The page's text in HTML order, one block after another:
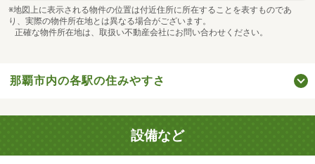
※地図上に表示される物件の位置は付近住所に所在することを表すものであ
り、実際の物件所在地とは異なる場合がございます。
正確な物件所在地は、取扱い不動産会社にお問い合わせください。
那覇市内の各駅の住みやすさ
設備など